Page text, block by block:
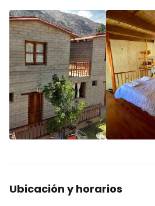
Ubicación y horarios